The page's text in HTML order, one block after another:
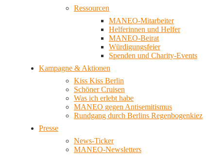
Ressourcen
MANEO-Mitarbeiter
Helferinnen und Helfer
MANEO-Beirat
Würdigungsfeier
Spenden und Charity-Events
Kampagne & Aktionen
Kiss Kiss Berlin
Schöner Cruisen
Was ich erlebt habe
MANEO gegen Antisemitismus
Rundgang durch Berlins Regenbogenkiez
Presse
News-Ticker
MANEO-Newsletters